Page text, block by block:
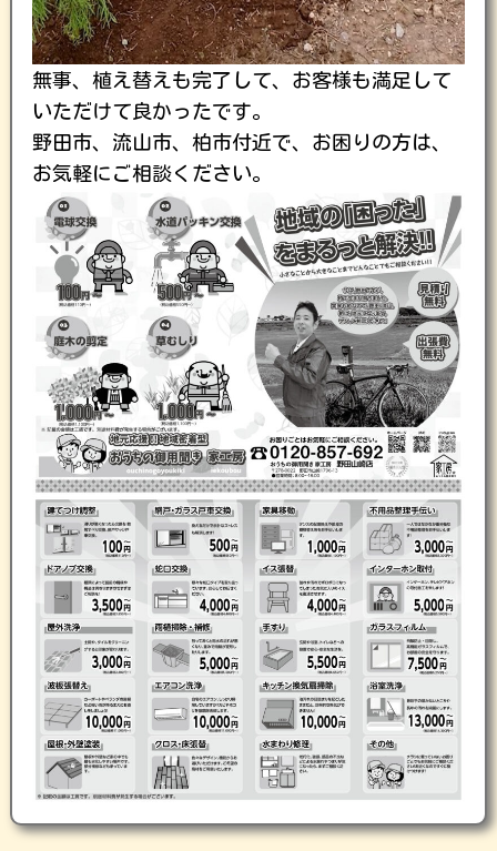
無事、植え替えも完了して、お客様も満足して
いただけて良かったです。
野田市、流山市、柏市付近で、お困りの方は、
お気軽にご相談ください。